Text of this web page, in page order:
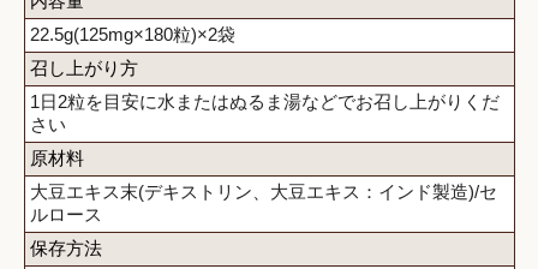
22.5g(125mg×180粒)×2袋
召し上がり方
1日2粒を目安に水またはぬるま湯などでお召し上がりくだ
さい
原材料
大豆エキス末(デキストリン、大豆エキス：インド製造)/セ
ルロース
保存方法